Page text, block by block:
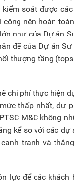
soát được
nên hoàn
như của Dự án
đế của Dự án
thượng tầng
chi phí thực hiện
thấp nhất, dự
M&C không
kể so với các dự
tranh và
lực để các khách